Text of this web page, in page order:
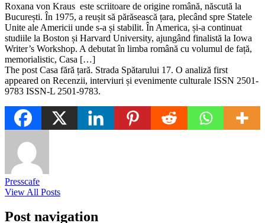
​Roxana von Kraus este scriitoare de origine română, născută la
București. În 1975, a reușit să părăsească țara, plecând spre Statele
Unite ale Americii unde s-a și stabilit. În America, și-a continuat
studiile la Boston și Harvard University, ajungând finalistă la Iowa
Writer’s Workshop. A debutat în limba română cu volumul de față,
memorialistic, Casa […]
The post Casa fără țară. Strada Spătarului 17. O analiză first
appeared on Recenzii, interviuri și evenimente culturale ISSN 2501-
9783 ISSN-L 2501-9783.
Presscafe
View All Posts
Post navigation